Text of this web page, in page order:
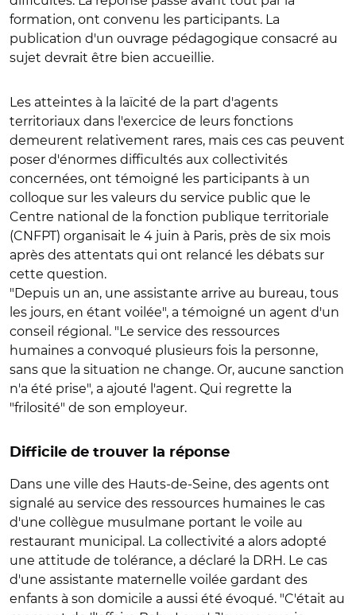
formation, ont convenu les participants. La
publication d'un ouvrage pédagogique consacré au
sujet devrait être bien accueillie.
Les atteintes à la laïcité de la part d'agents
territoriaux dans l'exercice de leurs fonctions
demeurent relativement rares, mais ces cas peuvent
poser d'énormes difficultés aux collectivités
concernées, ont témoigné les participants à un
colloque sur les valeurs du service public que le
Centre national de la fonction publique territoriale
(CNFPT) organisait le 4 juin à Paris, près de six mois
après des attentats qui ont relancé les débats sur
cette question.
"Depuis un an, une assistante arrive au bureau, tous
les jours, en étant voilée", a témoigné un agent d'un
conseil régional. "Le service des ressources
humaines a convoqué plusieurs fois la personne,
sans que la situation ne change. Or, aucune sanction
n'a été prise", a ajouté l'agent. Qui regrette la
"frilosité" de son employeur.
Difficile de trouver la réponse
Dans une ville des Hauts-de-Seine, des agents ont
signalé au service des ressources humaines le cas
d'une collègue musulmane portant le voile au
restaurant municipal. La collectivité a alors adopté
une attitude de tolérance, a déclaré la DRH. Le cas
d'une assistante maternelle voilée gardant des
enfants à son domicile a aussi été évoqué. "C'était au